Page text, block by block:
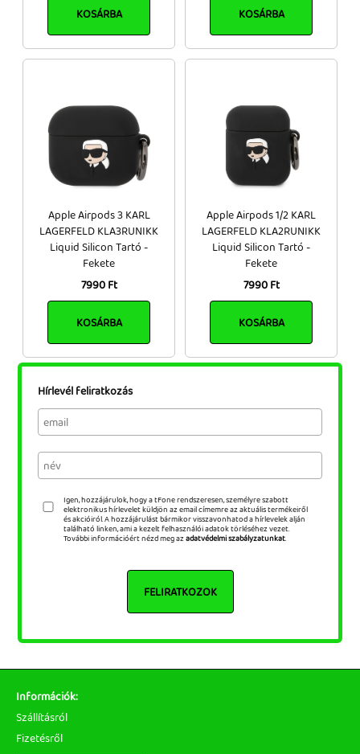
KOSÁRBA KOSÁRBA
Apple Airpods 3 KARL
LAGERFELD KLA3RUNIKK
Liquid Silicon Tartó -
Fekete
7990 Ft
KOSÁRBA
Apple Airpods 1/2 KARL
LAGERFELD KLA2RUNIKK
Liquid Silicon Tartó -
Fekete
7990 Ft
KOSÁRBA
Hírlevél feliratkozás
Igen, hozzájárulok, hogy a tFone rendszeresen, személyre szabott
elektronikus hírlevelet küldjön az email címemre az aktuális termékeiről
és akcióiról. A hozzájárulást bármikor visszavonhatod a hírlevelek alján
található linken, ami a kezelt felhasználói adatok törléséhez vezet.
További információért nézd meg azadatvédelmi szabályzatunkat.
FELIRATKOZOK
Információk:
Szállításról
Fizetésről